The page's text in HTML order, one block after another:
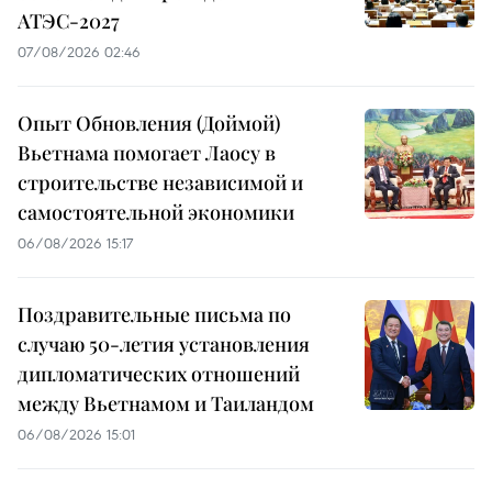
АТЭС-2027
07/08/2026 02:46
Опыт Обновления (Доймой)
Вьетнама помогает Лаосу в
строительстве независимой и
самостоятельной экономики
06/08/2026 15:17
Поздравительные письма по
случаю 50-летия установления
дипломатических отношений
между Вьетнамом и Таиландом
06/08/2026 15:01